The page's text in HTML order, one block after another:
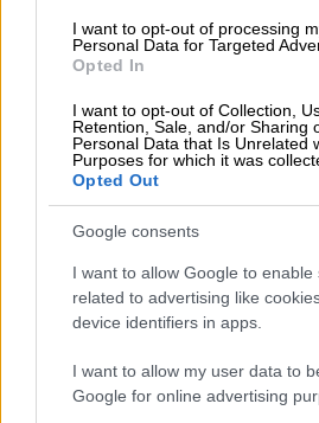
I want to opt-out of processing
Personal Data for Targeted
Opted In
I want to opt-out of Collection,
Retention, Sale, and/or Sharing
Personal Data that Is Unrelated
Purposes for which it was
Opted Out
Google consents
I want to allow Google to enable
related to advertising like
device identifiers in apps.
I want to allow my user data to
Google for online advertising
γκαζιού.
ΔΙΑΒΑΣΤΕ ΕΠΙΣΗΣ
Τηλεόραση|18.05.2026 10:56
«Μου δώσατε δύναμη
Συγκλονίζει ο
τον ακρωτηριασμό του
Αφού την τοποθετούν
κάθεται πάνω τηςκαι ο